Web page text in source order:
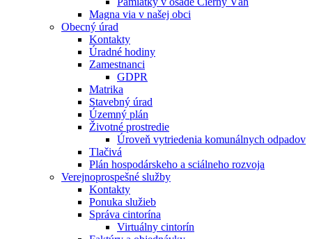
Magna via v našej obci
Obecný úrad
Kontakty
Úradné hodiny
Zamestnanci
GDPR
Matrika
Stavebný úrad
Územný plán
Životné prostredie
Úroveň vytriedenia komunálnych odpadov
Tlačivá
Plán hospodárskeho a sciálneho rozvoja
Verejnoprospešné služby
Kontakty
Ponuka služieb
Správa cintorína
Virtuálny cintorín